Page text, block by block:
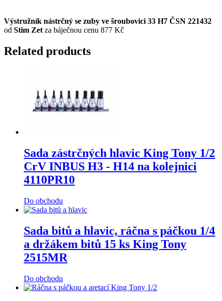
Výstružník nástrčný se zuby ve šroubovici 33 H7 ČSN 221432
od Stim Zet za báječnou cenu 877 Kč
Related products
Sada zástrčných hlavic King Tony 1/2
CrV INBUS H3 - H14 na kolejnici
4110PR10
Do obchodu
Sada bitů a hlavic, ráčna s páčkou 1/4
a držákem bitů 15 ks King Tony
2515MR
Do obchodu